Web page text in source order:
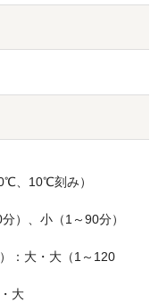
、10℃刻み）
）、小（1～90分）
：大・大（1～120
大